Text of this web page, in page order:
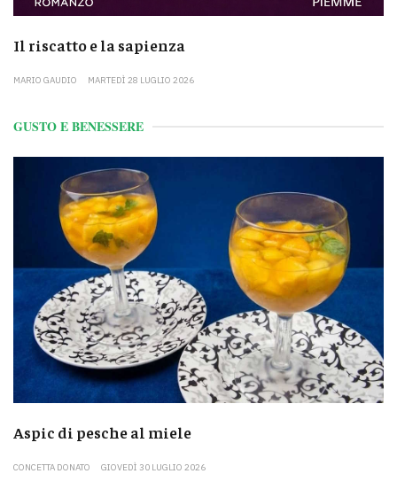
Il riscatto e la sapienza
MARIO GAUDIO MARTEDÌ 28 LUGLIO 2026
GUSTO E BENESSERE
Aspic di pesche al miele
CONCETTA DONATO GIOVEDÌ 30 LUGLIO 2026